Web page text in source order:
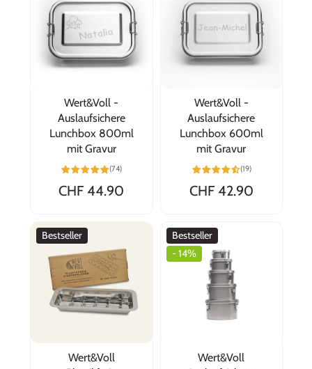
total hochwertig und einfach
sympathisch :-) Blitzschnelle Lieferung, das
ging ja wie mit der Rakete!
Claudia
Top
Lieferung und mit dem ausserordentlich
freundlichen und zuvorkommenden
Kundenservice.
Wert&Voll -
Auslaufsichere
Lunchbox 800ml
mit Gravur
(74)
CHF 44.90
Wert&Voll -
Auslaufsichere
Lunchbox 600ml
mit Gravur
(19)
CHF 42.90
Bestseller
Wert&Voll
Bestseller
- 14%
Wert&Voll